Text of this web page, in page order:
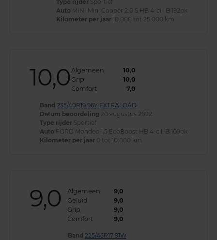
Type rijder Sportief
Auto MINI Mini Cooper 2.0 S HB 4-cil. B 192pk
Kilometer per jaar 10.000 tot 25.000 km
10,0 Algemeen
10,0
Grip
10,0
Comfort
7,0
Band 235/40R19 96Y EXTRALOAD
Datum beoordeling 20 augustus 2022
Type rijder Sportief
Auto FORD Mondeo 1.5 EcoBoost HB 4-cil. B 160pk
Kilometer per jaar 0 tot 10.000 km
9,0 Algemeen
9,0
Geluid
9,0
Grip
9,0
Comfort
9,0
Band 225/45R17 91W